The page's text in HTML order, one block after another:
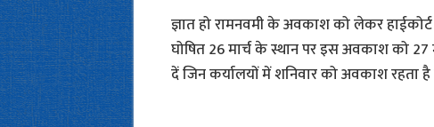
ज्ञात हो रामनवमी के अवकाश को लेकर
घोषित 26 मार्च के स्थान पर इस अवकाश को
दें जिन कर्यालयों में शनिवार को अवकाश रहता